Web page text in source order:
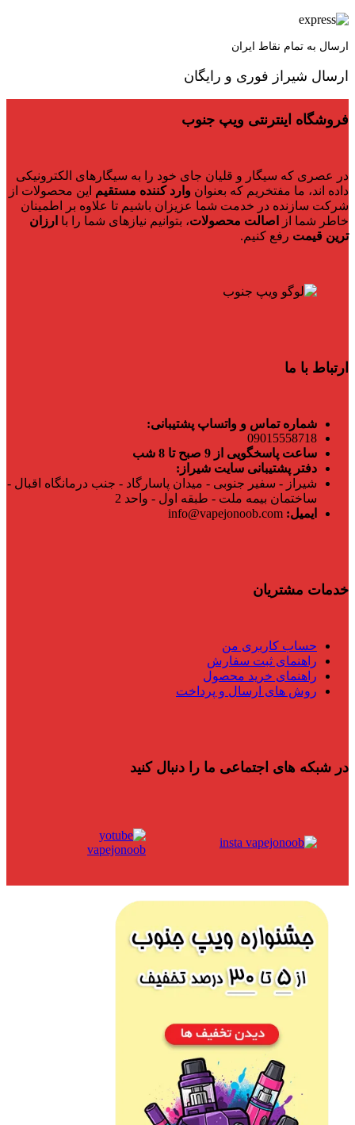
ارسال به تمام نقاط ایران
ارسال شیراز فوری و رایگان
فروشگاه اینترنتی ویپ جنوب
در عصری که سیگار و قلیان جای خود را به سیگارهای الکترونیکی
داده اند، ما مفتخریم که بعنوان وارد کننده مستقیم این محصولات از
شرکت سازنده در خدمت شما عزیزان باشیم تا علاوه بر اطمینان
خاطر شما از
اصالت محصولات، بتوانیم نیازهای شما را با ارزان
ترین قیمت رفع کنیم.
ارتباط با ما
شماره تماس و واتساپ پشتیبانی:
09015558718
ساعت پاسخگویی از 9 صبح تا 8 شب
دفتر پشتیبانی سایت شیراز:
شیراز - سفیر جنوبی - میدان پاسارگاد - جنب درمانگاه اقبال -
ساختمان بیمه ملت - طبقه اول - واحد 2
ایمیل:
خدمات مشتریان
حساب کاربری من
راهنمای ثبت سفارش
راهنمای خرید محصول
روش های ارسال و پرداخت
در شبکه های اجتماعی ما را دنبال کنید